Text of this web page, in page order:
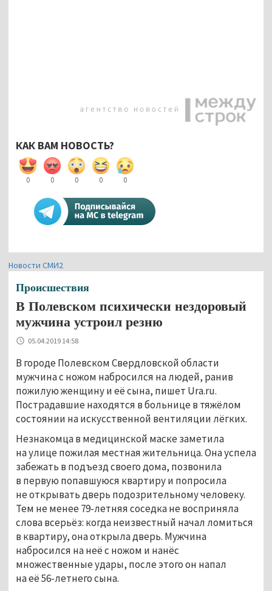
КАК ВАМ НОВОСТЬ?
0 0 0 0 0
Новости СМИ2
Происшествия
В Полевском психически нездоровый
мужчина устроил резню
05.04.2019 14:58
В городе Полевском Свердловской области
мужчина с ножом набросился на людей, ранив
пожилую женщину и её сына, пишет Ura.ru.
Пострадавшие находятся в больнице в тяжёлом
состоянии на искусственной вентиляции лёгких.
Незнакомца в медицинской маске заметила
на улице пожилая местная жительница. Она успела
забежать в подъезд своего дома, позвонила
в первую попавшуюся квартиру и попросила
не открывать дверь подозрительному человеку.
Тем не менее 79-летняя соседка не восприняла
слова всерьёз: когда неизвестный начал ломиться
в квартиру, она открыла дверь. Мужчина
набросился на неё с ножом и нанёс
множественные удары, после этого он напал
на её 56-летнего сына.